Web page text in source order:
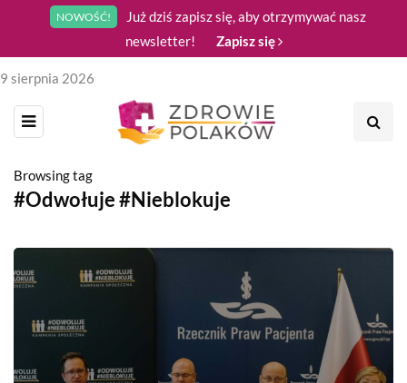
NOWOŚĆ!
Już dziś zapisz się, aby otrzymywać nasz
newsletter!
Zapisz się
9 sierpnia 2026
Browsing tag
#Odwołuje #Nieblokuje